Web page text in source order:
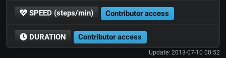
SPEED (steps/min) Contributor access
DURATION Contributor access
Update: 2013-07-10 00:52